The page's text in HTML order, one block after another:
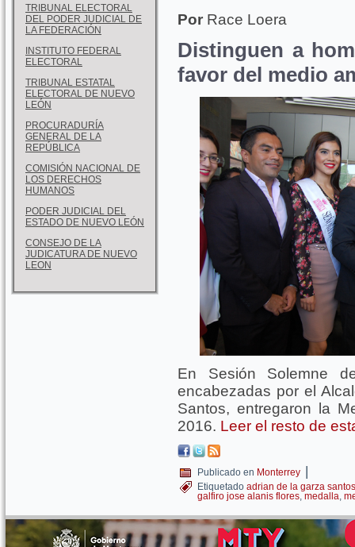
TRIBUNAL ELECTORAL
DEL PODER JUDICIAL DE
LA FEDERACIÓN
INSTITUTO FEDERAL
ELECTORAL
TRIBUNAL ESTATAL
ELECTORAL DE NUEVO
LEÓN
PROCURADURÍA
GENERAL DE LA
REPÚBLICA
COMISIÓN NACIONAL DE
LOS DERECHOS
HUMANOS
PODER JUDICIAL DEL
ESTADO DE NUEVO LEÓN
CONSEJO DE LA
JUDICATURA DE NUEVO
LEON
Por Race Loera
Distinguen a
favor del medio
En Sesión Solemne
encabezadas por el
Santos, entregaron la
2016. Leer el resto de
Publicado en Monterrey |
Etiquetado adrian de la garza santos
galfiro jose alanis flores, medalla,